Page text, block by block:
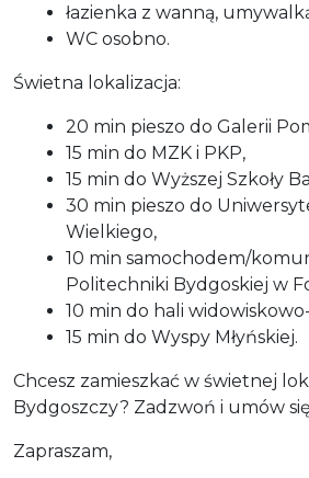
łazienka z wanną,
WC osobno.
Świetna lokalizacja:
20 min pieszo do Galerii
15 min do MZK i PKP,
15 min do Wyższej Szkoły
30 min pieszo do
Wielkiego,
10 min samochodem/
Politechniki Bydgoskiej w
10 min do hali
15 min do Wyspy Młyńskiej.
Chcesz zamieszkać w świetnej
Bydgoszczy? Zadzwoń i umów
Zapraszam,